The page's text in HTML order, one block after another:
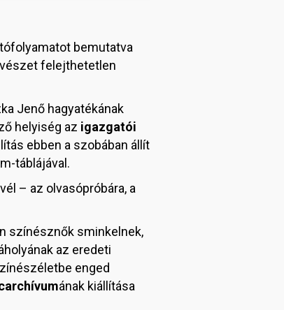
bemutatva
felejthetetlen
Jenő hagyatékának
helyiség az igazgatói
ebben a szobában állít
táblájával.
– az olvasópróbára, a
színésznők sminkelnek,
az eredeti
enged
ának kiállítása